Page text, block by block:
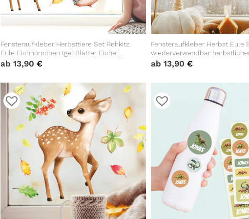
Fensteraufkleber Herbsttiere Set Rehkitz
Eule Eichhörnchen Igel Blätter Eichel
herbstlicher Fensteraufkleber Fensterdeko
ab 13,90 €
Fensteraufkleber Herbst Eule
wiederverwendbar
Fensteraufkleber Fensterdeko
Kinderzimmer
ab13,90€